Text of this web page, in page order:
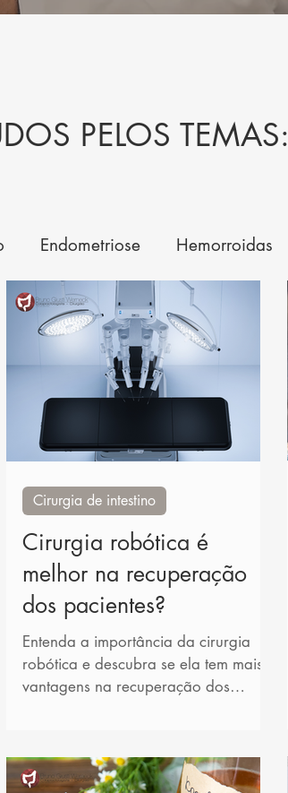
PELOS TEMAS:
Endometriose Hemorroidas
inflamatórias Doenças anais
Cirurgia robótica é
melhor na recuperação
dos pacientes?
Entenda a importância da cirurgia
robótica e descubra se ela tem mais
vantagens na recuperação dos
Cirurgia de intestino